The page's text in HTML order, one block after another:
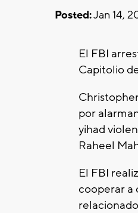
Posted:Jan 14,
El FBI
Capitolio
por
yihad
Raheel
El FBI
cooperar a